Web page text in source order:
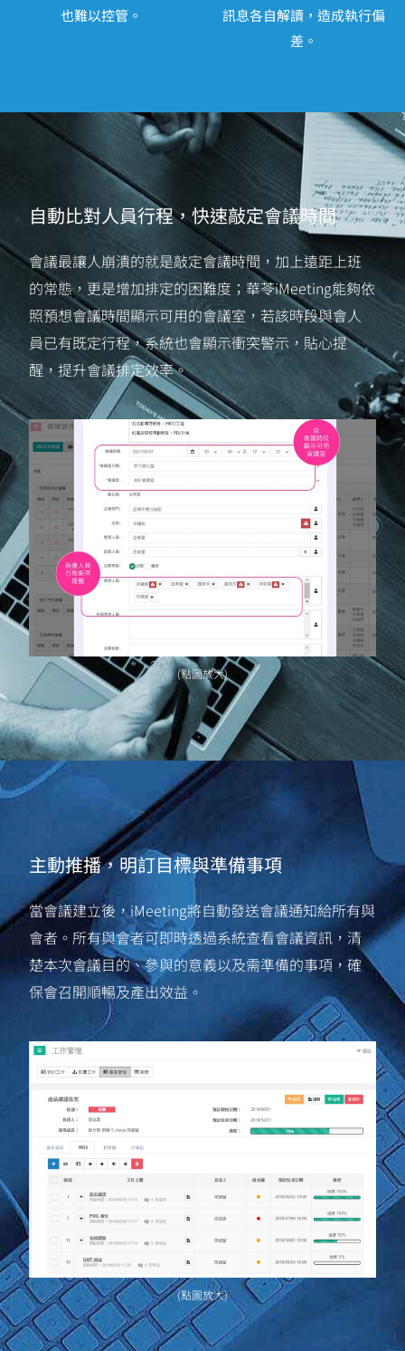
也難以控管。
訊息各自解讀，造成執行偏
差。
自動比對人員行程，快速敲定會議時間
會議最讓人崩潰的就是敲定會議時間，加上遠距上班
的常態，更是增加排定的困難度；華苓iMeeting能夠依
照預想會議時間顯示可用的會議室，若該時段與會人
員已有既定行程，系統也會顯示衝突警示，貼心提
醒，提升會議排定效率。
(點圖放大)
主動推播，明訂目標與準備事項
當會議建立後，iMeeting將自動發送會議通知給所有與
會者。所有與會者可即時透過系統查看會議資訊，清
楚本次會議目的、參與的意義以及需準備的事項，確
保會召開順暢及產出效益。
(點圖放大)